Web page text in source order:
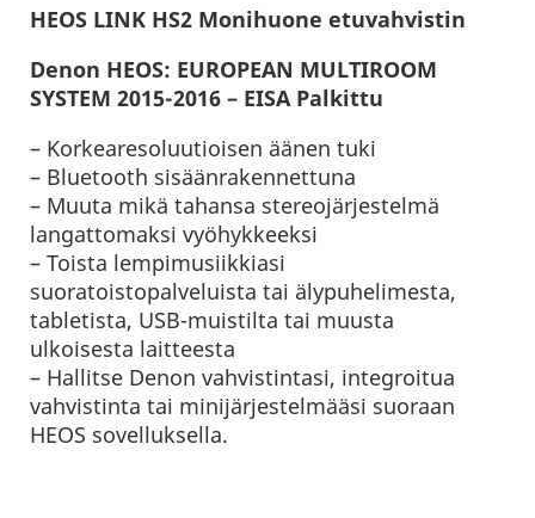
HEOS LINK HS2 Monihuone etuvahvistin
Denon HEOS: EUROPEAN MULTIROOM
SYSTEM 2015-2016 – EISA Palkittu
– Korkearesoluutioisen äänen tuki
– Bluetooth sisäänrakennettuna
– Muuta mikä tahansa stereojärjestelmä
langattomaksi vyöhykkeeksi
– Toista lempimusiikkiasi
suoratoistopalveluista tai älypuhelimesta,
tabletista, USB-muistilta tai muusta
ulkoisesta laitteesta
– Hallitse Denon vahvistintasi, integroitua
vahvistinta tai minijärjestelmääsi suoraan
HEOS sovelluksella.